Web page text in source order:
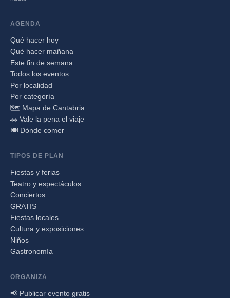
AGENDA
Qué hacer hoy
Qué hacer mañana
Este fin de semana
Todos los eventos
Por localidad
Por categoría
🗺️ Mapa de Cantabria
🚗 Vale la pena el viaje
🍽️ Dónde comer
TIPOS DE PLAN
Fiestas y ferias
Teatro y espectáculos
Conciertos
GRATIS
Fiestas locales
Cultura y exposiciones
Niños
Gastronomía
ORGANIZA
📢 Publicar evento gratis